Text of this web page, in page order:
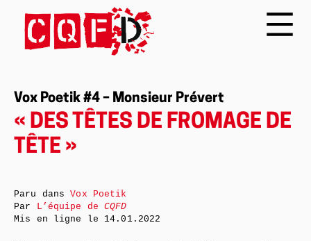
Vox Poetik #4 – Monsieur Prévert
« DES TÊTES DE FROMAGE DE
TÊTE »
Paru dansVox Poetik
Par L’équipe deCQFD
Mis en ligne le 14.01.2022